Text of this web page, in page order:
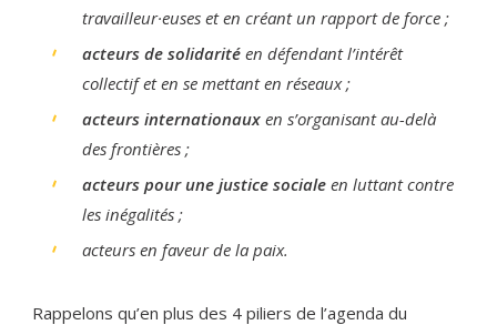
travailleur·euses et en créant un rapport de force ;
acteurs de solidarité en défendant l’intérêt
collectif et en se mettant en réseaux ;
acteurs internationaux en s’organisant au-delà
des frontières ;
acteurs pour une justice sociale en luttant contre
les inégalités ;
acteurs en faveur de la paix.
Rappelons qu’en plus des 4 piliers de l’agenda du